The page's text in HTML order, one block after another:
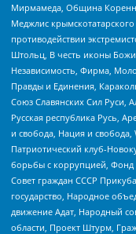
Мирмамеда, Община
Меджлис
противодействии
Штольц, В честь иконы
Независимость, Фирма,
Правды и Единения,
Союз Славянских Сил Руси,
Русская республика Русь,
и свобода, Нация и
Патриотический клуб-
борьбы с коррупцией, Фонд
Совет граждан СССР
государство, Народное
движение Адат, Народный
области, Проект Штурм,